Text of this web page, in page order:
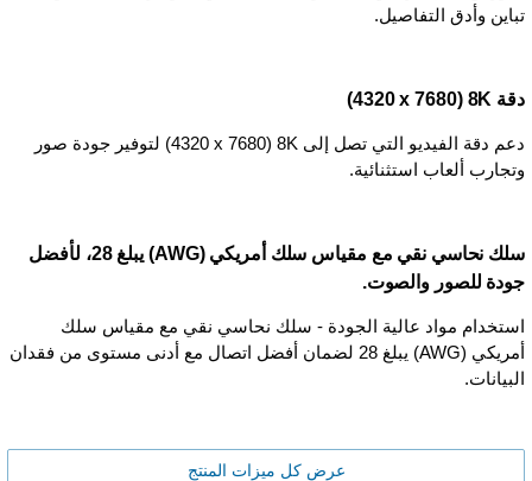
تباين وأدق التفاصيل.
دقة 8K ‏(7680 ‏x ‏4320)
دعم دقة الفيديو التي تصل إلى 8K ‏(7680 x ‏4320) لتوفير جودة صور
وتجارب ألعاب استثنائية.
سلك نحاسي نقي مع مقياس سلك أمريكي (AWG) يبلغ 28، لأفضل
جودة للصور والصوت.
استخدام مواد عالية الجودة - سلك نحاسي نقي مع مقياس سلك
أمريكي (AWG) يبلغ 28 لضمان أفضل اتصال مع أدنى مستوى من فقدان
البيانات.
عرض كل ميزات المنتج